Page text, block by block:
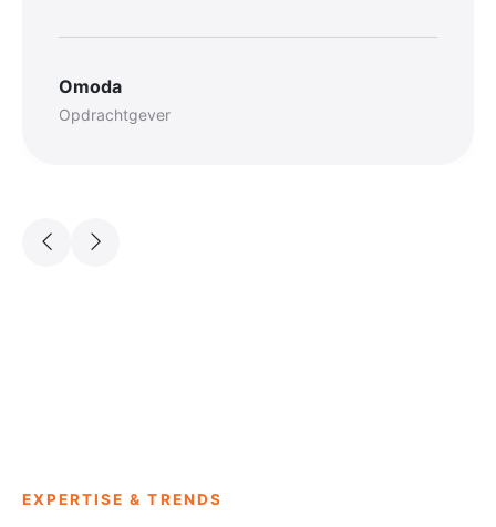
Omoda
Opdrachtgever
EXPERTISE & TRENDS